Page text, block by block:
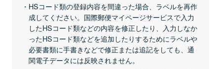
HSコード類の登録内容を間違った場合、ラベルを再作
成してください。国際郵便マイページサービスで入力
したHSコード類などの内容を修正したり、入力しなか
ったHSコード類などを追加したりするためにラベルや
必要書類に手書きなどで修正または追記をしても、通
関電子データには反映されません。